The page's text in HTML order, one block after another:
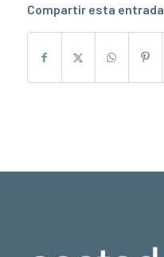
Compartir esta entrada